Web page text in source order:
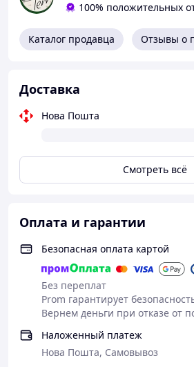
0,07%, Фосфор 0,40%, Витамин D3
Хранение: в прохладном и сухом
Тщательно закрывайте после
100% положительных
Каталог продавца Отзывы о
Доставка
Нова Пошта
Смотреть всё
Оплата и гарантии
Безопасная оплата картой
Без переплат
Prom гарантирует
Вернем деньги при отказе от
Наложенный платеж
Нова Пошта, Самовывоз